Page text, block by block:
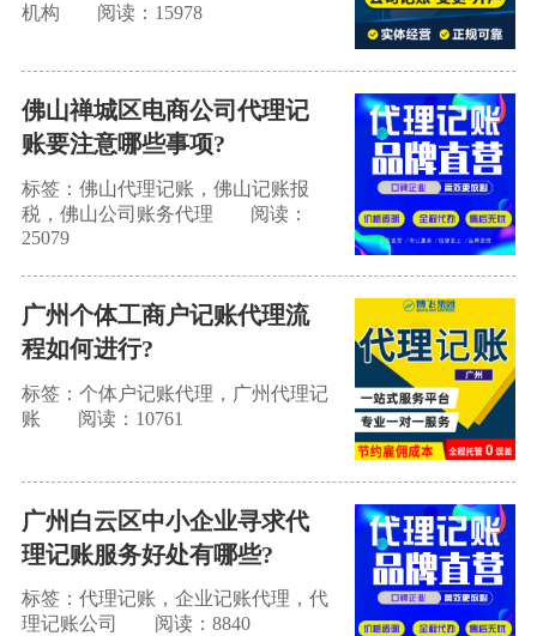
机构
阅读：15978
佛山禅城区电商公司代理记
账要注意哪些事项?
标签：佛山代理记账，佛山记账报
税，佛山公司账务代理
阅读：
25079
广州个体工商户记账代理流
程如何进行?
标签：个体户记账代理，广州代理记
账
阅读：10761
广州白云区中小企业寻求代
理记账服务好处有哪些?
标签：代理记账，企业记账代理，代
理记账公司
阅读：8840